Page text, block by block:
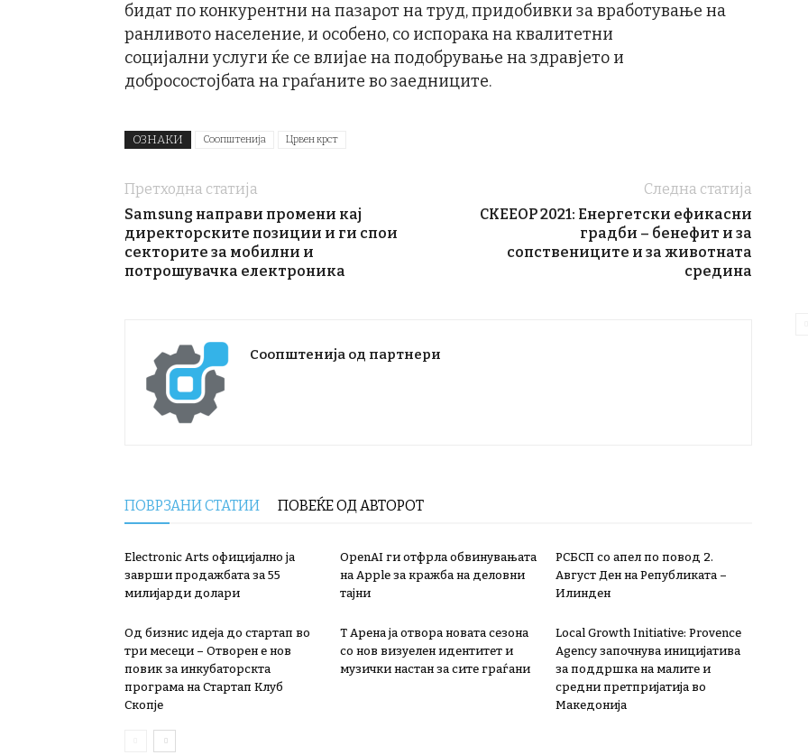
бидат по конкурентни на пазарот на труд, придобивки за вработување на
ранливото население, и особено, со испорака на квалитетни
социјални услуги ќе се влијае на подобрување на здравјето и
добросостојбата на граѓаните во заедниците.
ОЗНАКИ Соопштенија Црвен крст
Претходна статија
Samsung направи промени кај
директорските позиции и ги спои
секторите за мобилни и
потрошувачка електроника
Следна статија
СКЕЕОР 2021: Енергетски ефикасни
градби – бенефит и за
сопствениците и за животната
средина
Соопштенија од партнери
ПОВРЗАНИ СТАТИИ ПОВЕЌЕ ОД АВТОРОТ
Electronic Arts официјално ја
заврши продажбата за 55
милијарди долари
OpenAI ги отфрла обвинувањата
на Apple за кражба на деловни
тајни
РСБСП со апел по повод 2.
Август Ден на Републиката –
Илинден
Од бизнис идеја до стартап во
три месеци – Отворен е нов
повик за инкубаторскта
програма на Стартап Клуб
Скопје
Т Арена ја отвора новата сезона
со нов визуелен идентитет и
музички настан за сите граѓани
Local Growth Initiative: Provence
Agency започнува иницијатива
за поддршка на малите и
средни претпријатија во
Македонија